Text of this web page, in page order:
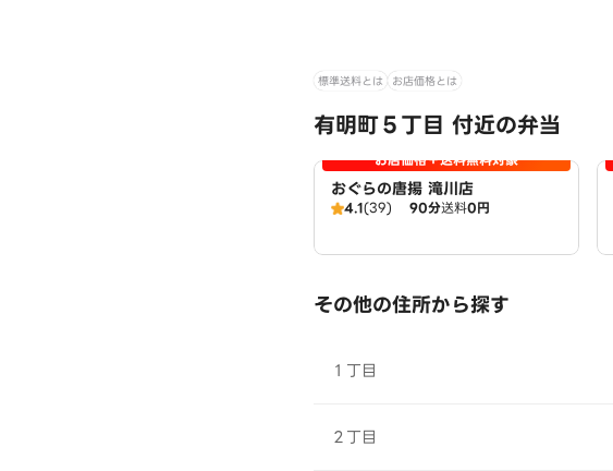
標準送料とは お店価格とは
有明町５丁目 付近の弁当
お店価格＋送料無料対象
おぐらの唐揚 滝川店
4.1(39) 90分送料0円
その他の住所から探す
１丁目
２丁目